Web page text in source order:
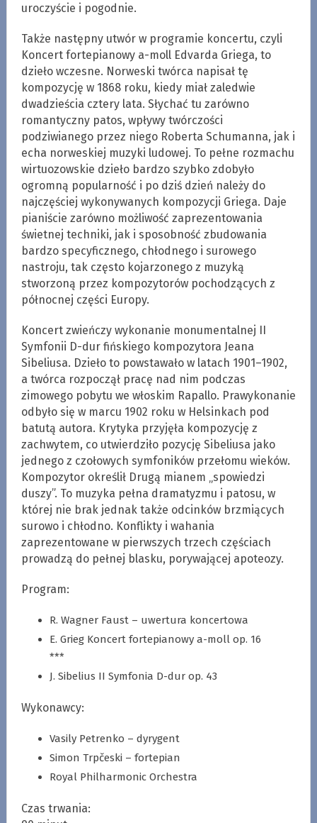
uroczyście i pogodnie.
Także następny utwór w programie koncertu, czyli
Koncert fortepianowy a-moll Edvarda Griega, to
dzieło wczesne. Norweski twórca napisał tę
kompozycję w 1868 roku, kiedy miał zaledwie
dwadzieścia cztery lata. Słychać tu zarówno
romantyczny patos, wpływy twórczości
podziwianego przez niego Roberta Schumanna, jak i
echa norweskiej muzyki ludowej. To pełne rozmachu
wirtuozowskie dzieło bardzo szybko zdobyło
ogromną popularność i po dziś dzień należy do
najczęściej wykonywanych kompozycji Griega. Daje
pianiście zarówno możliwość zaprezentowania
świetnej techniki, jak i sposobność zbudowania
bardzo specyficznego, chłodnego i surowego
nastroju, tak często kojarzonego z muzyką
stworzoną przez kompozytorów pochodzących z
północnej części Europy.
Koncert zwieńczy wykonanie monumentalnej II
Symfonii D-dur fińskiego kompozytora Jeana
Sibeliusa. Dzieło to powstawało w latach 1901–1902,
a twórca rozpoczął pracę nad nim podczas
zimowego pobytu we włoskim Rapallo. Prawykonanie
odbyło się w marcu 1902 roku w Helsinkach pod
batutą autora. Krytyka przyjęła kompozycję z
zachwytem, co utwierdziło pozycję Sibeliusa jako
jednego z czołowych symfoników przełomu wieków.
Kompozytor określił Drugą mianem „spowiedzi
duszy”. To muzyka pełna dramatyzmu i patosu, w
której nie brak jednak także odcinków brzmiących
surowo i chłodno. Konflikty i wahania
zaprezentowane w pierwszych trzech częściach
prowadzą do pełnej blasku, porywającej apoteozy.
Program:
R. Wagner Faust – uwertura koncertowa
E. Grieg Koncert fortepianowy a-moll op. 16
***
J. Sibelius II Symfonia D-dur op. 43
Wykonawcy:
Vasily Petrenko – dyrygent
Simon Trpčeski – fortepian
Royal Philharmonic Orchestra
Czas trwania: